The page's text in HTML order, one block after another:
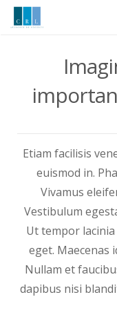
Servicios
Principales
Políticas
Contáctenos
Etiam facilisis
euismod in.
Vivamus
Vestibulum
Ut tempor
eget. Maecenas
Nullam et
dapibus nisi